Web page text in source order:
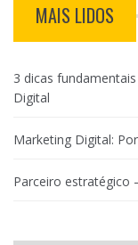
MAIS LIDOS
3 dicas
Digital
Marketing Digital:
Parceiro estratégico